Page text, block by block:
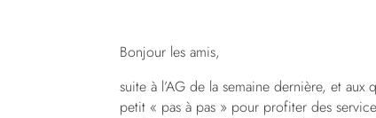
Bonjour les amis,
suite à l’AG de la semaine dernière, et
petit « pas à pas » pour profiter des